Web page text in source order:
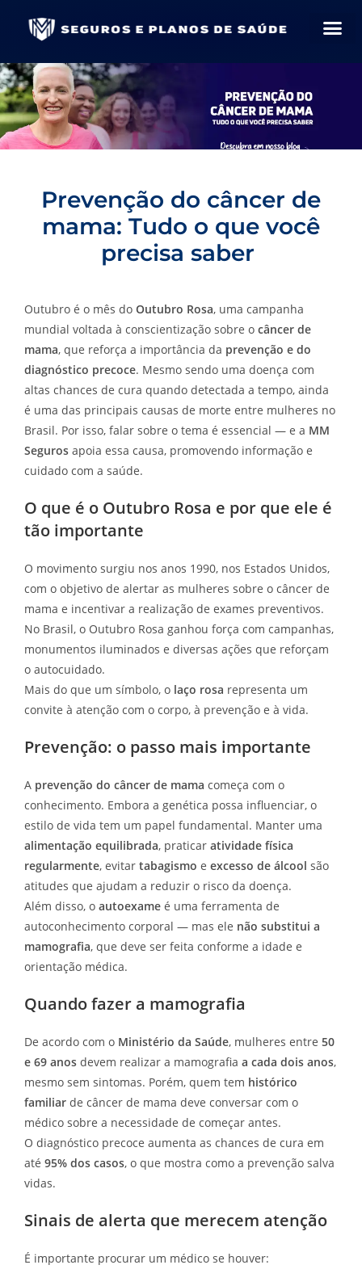
Prevenção do câncer de
mama: Tudo o que você
precisa saber
Outubro é o mês do Outubro Rosa, uma campanha
mundial voltada à conscientização sobre o câncer de
mama, que reforça a importância da prevenção e do
diagnóstico precoce. Mesmo sendo uma doença com
altas chances de cura quando detectada a tempo, ainda
é uma das principais causas de morte entre mulheres no
Brasil. Por isso, falar sobre o tema é essencial — e a MM
Seguros apoia essa causa, promovendo informação e
cuidado com a saúde.
O que é o Outubro Rosa e por que ele é
tão importante
O movimento surgiu nos anos 1990, nos Estados Unidos,
com o objetivo de alertar as mulheres sobre o câncer de
mama e incentivar a realização de exames preventivos.
No Brasil, o Outubro Rosa ganhou força com campanhas,
monumentos iluminados e diversas ações que reforçam
o autocuidado.
Mais do que um símbolo, o laço rosa representa um
convite à atenção com o corpo, à prevenção e à vida.
Prevenção: o passo mais importante
A prevenção do câncer de mama começa com o
conhecimento. Embora a genética possa influenciar, o
estilo de vida tem um papel fundamental. Manter uma
alimentação equilibrada, praticar atividade física
regularmente, evitar tabagismo e excesso de álcool são
atitudes que ajudam a reduzir o risco da doença.
Além disso, o autoexame é uma ferramenta de
autoconhecimento corporal — mas ele não substitui a
mamografia, que deve ser feita conforme a idade e
orientação médica.
Quando fazer a mamografia
De acordo com o Ministério da Saúde, mulheres entre 50
e 69 anos devem realizar a mamografia a cada dois anos,
mesmo sem sintomas. Porém, quem tem histórico
familiar de câncer de mama deve conversar com o
médico sobre a necessidade de começar antes.
O diagnóstico precoce aumenta as chances de cura em
até 95% dos casos, o que mostra como a prevenção salva
vidas.
Sinais de alerta que merecem atenção
É importante procurar um médico se houver: